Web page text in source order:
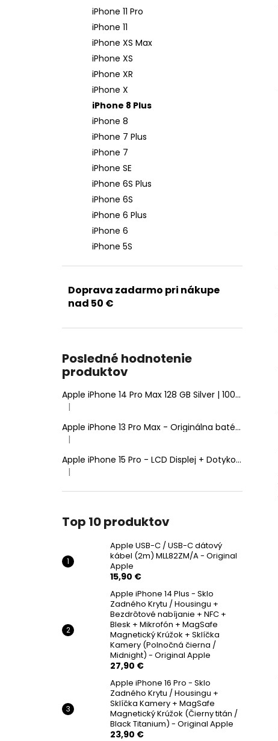
iPhone 11 Pro
iPhone 11
iPhone XS Max
iPhone XS
iPhone XR
iPhone X
iPhone 8 Plus
iPhone 8
iPhone 7 Plus
iPhone 7
iPhone SE
iPhone 6S Plus
iPhone 6S
iPhone 6 Plus
iPhone 6
iPhone 5S
Doprava zadarmo pri nákupe
nad 50 €
Posledné hodnotenie
produktov
Apple iPhone 14 Pro Max 128 GB Silver | 100% Zdravie batérie | Stav: A (Výborný)
Hodnotenie produktu je 5 z 5 hviezdičiek.
|
Apple iPhone 13 Pro Max - Originálna batéria 4352mAh (Zdravie batérie: 100% - bez hlásenia o neznámom diele)
Hodnotenie produktu je 5 z 5 hviezdičiek.
|
Apple iPhone 15 Pro - LCD Displej + Dotyková Plocha + Rám - SmartPremium Hard OLED
Hodnotenie produktu je 5 z 5 hviezdičiek.
|
Top 10 produktov
Apple USB-C / USB-C dátový
kábel (2m) MLL82ZM/A - Original
Apple
15,90 €
Apple iPhone 14 Plus - Sklo
Zadného Krytu / Housingu +
Bezdrôtové nabíjanie + NFC +
Blesk + Mikrofón + MagSafe
Magnetický Krúžok + Sklíčka
Kamery (Polnočná čierna /
Midnight) - Original Apple
27,90 €
Apple iPhone 16 Pro - Sklo
Zadného Krytu / Housingu +
Sklíčka Kamery + MagSafe
Magnetický Krúžok (Čierny titán /
Black Titanium) - Original Apple
23,90 €